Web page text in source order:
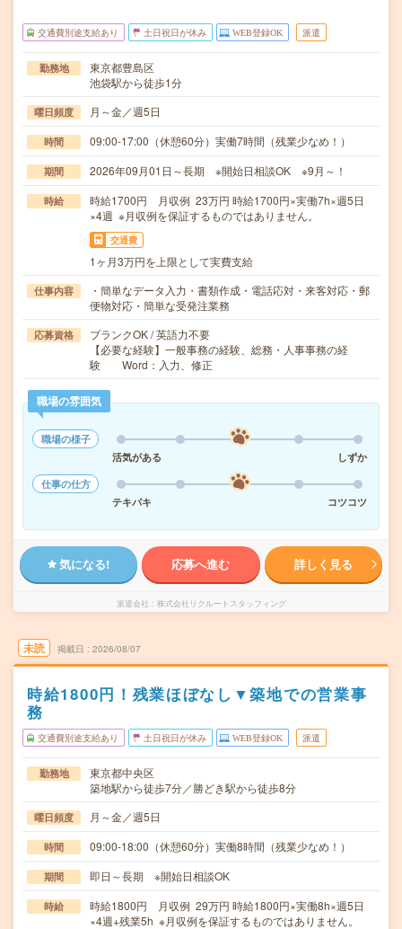
交通費別途支給あり 土日祝日が休み WEB登録OK 派遣
勤務地
東京都豊島区
池袋駅から徒歩1分
曜日頻度 月～金／週5日
時間 09:00-17:00（休憩60分）実働7時間（残業少なめ！）
期間 2026年09月01日～長期 ※開始日相談OK ※9月～！
時給
時給1700円 月収例 23万円 時給1700円×実働7h×週5日
×4週 ※月収例を保証するものではありません。
交通費
1ヶ月3万円を上限として実費支給
仕事内容
・簡単なデータ入力・書類作成・電話応対・来客対応・郵
便物対応・簡単な受発注業務
応募資格
ブランクOK / 英語力不要
【必要な経験】一般事務の経験、総務・人事事務の経
験 Word：入力、修正
職場の雰囲気
職場の様子
活気がある
しずか
仕事の仕方
テキパキ
コツコツ
気になる! 応募へ進む 詳しく見る
派遣会社 株式会社リクルートスタッフィング
未読 掲載日 2026/08/07
時給1800円！残業ほぼなし▼築地での営業事
務
交通費別途支給あり 土日祝日が休み WEB登録OK 派遣
勤務地
東京都中央区
築地駅から徒歩7分／勝どき駅から徒歩8分
曜日頻度 月～金／週5日
時間 09:00-18:00（休憩60分）実働8時間（残業少なめ！）
期間 即日～長期 ※開始日相談OK
時給
時給1800円 月収例 29万円 時給1800円×実働8h×週5日
×4週+残業5h ※月収例を保証するものではありません。